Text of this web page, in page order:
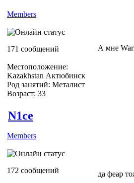
Members
171 сообщений
Местоположение:
Kazakhstan Актюбинск
Род занятий: Металист
Возраст: 33
А мне
N1ce
Members
172 сообщений да феар